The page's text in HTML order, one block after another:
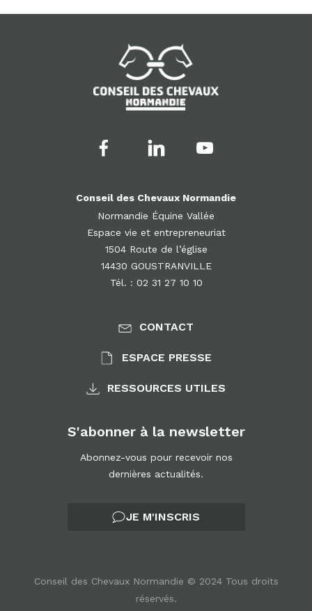
Conseil des Chevaux Normandie
Normandie Équine Vallée
Espace vie et entrepreneuriat
1504 Route de l’église
14430 GOUSTRANVILLE
Tél. : 02 31 27 10 10
CONTACT
ESPACE PRESSE
RESSOURCES UTILES
S'abonner à la newsletter
Abonnez-vous pour recevoir nos
dernières actualités.
JE M'INSCRIS
Conseil des Chevaux Normandie © 2024 Tous droits
réservés.